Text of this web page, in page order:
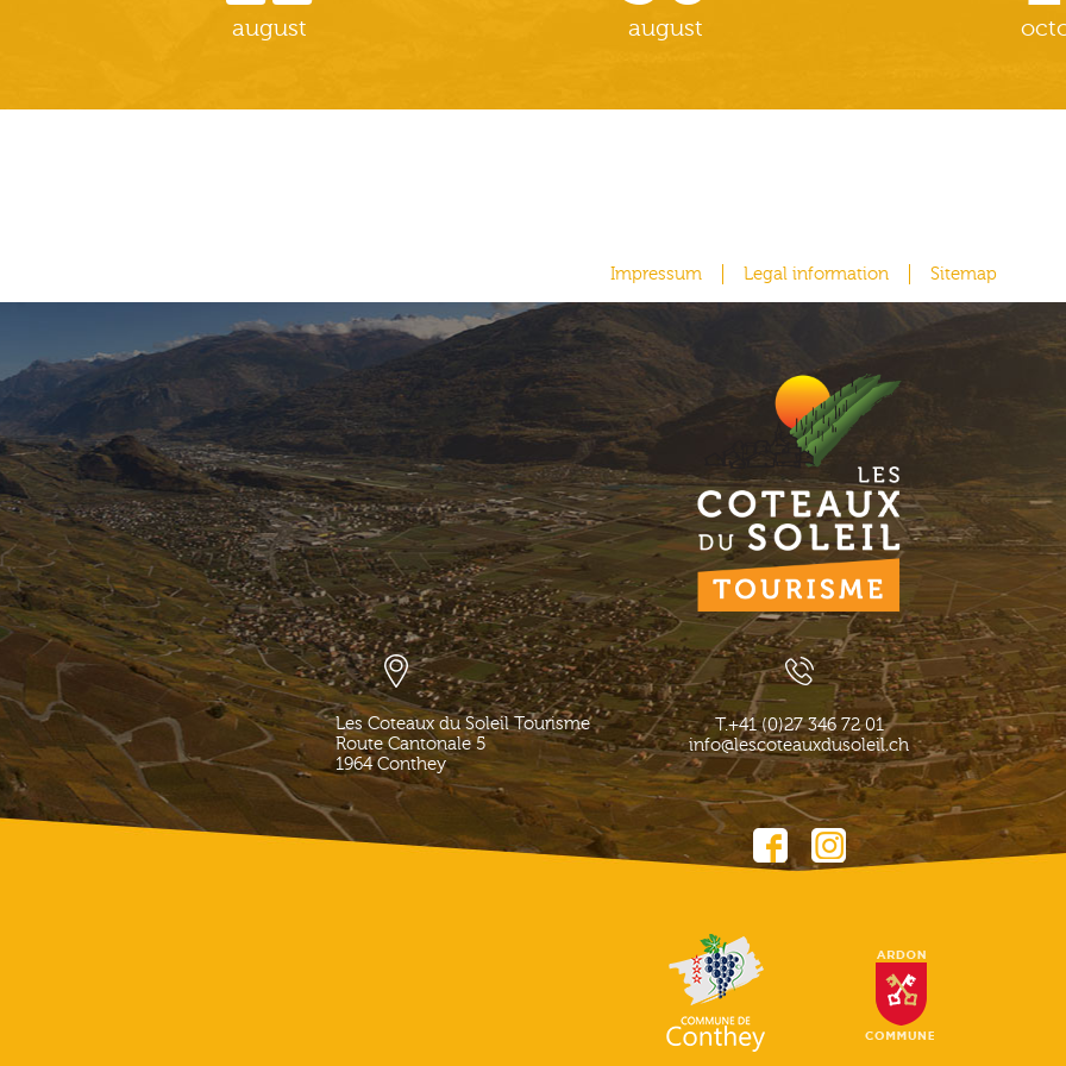
august august
Impressum Legal information Sitemap
Les Coteaux du Soleil Tourisme
Route Cantonale 5
1964 Conthey
T.+41 (0)27 346 72 01
info@lescoteauxdusoleil.ch